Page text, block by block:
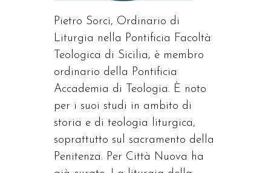
Pietro Sorci, Ordinario di
Liturgia nella Pontificia Facoltà
Teologica di Sicilia, è membro
ordinario della Pontificia
Accademia di Teologia. È noto
per i suoi studi in ambito di
storia e di teologia liturgica,
soprattutto sul sacramento della
Penitenza. Per Città Nuova ha